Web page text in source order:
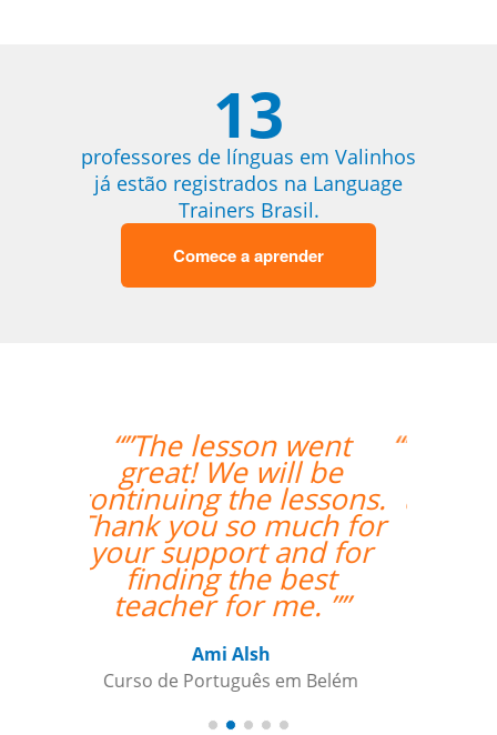
13
professores de línguas em Valinhos
já estão registrados na Language
Trainers Brasil.
Comece a aprender
“”O fato do Gustavo ser
um falante nativo
ajudou nas correções
das pronúncias.””
Gilvana Soledade
Curso de Inglês em Belém